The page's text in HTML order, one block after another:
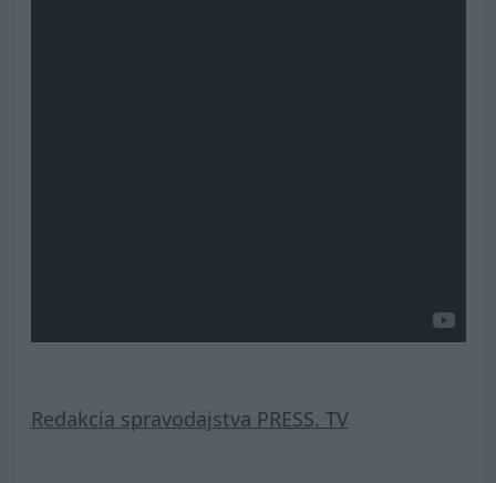
Redakcia spravodajstva PRESS. TV